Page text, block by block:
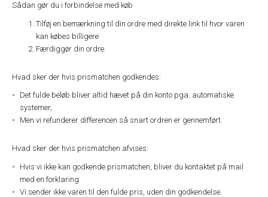
Sådan gør du i forbindelse med køb
Tilføj en bemærkning til din ordre med direkte link til hvor varen
kan købes billigere
Færdiggør din ordre.
Hvad sker der hvis prismatchen godkendes:
Det fulde beløb bliver altid hævet på din konto pga. automatiske
systemer,
Men vi refunderer differencen så snart ordren er gennemført.
Hvad sker der hvis prismatchen afvises:
Hvis vi ikke kan godkende prismatchen, bliver du kontaktet på mail
med en forklaring.
Vi sender ikke varen til den fulde pris, uden din godkendelse.